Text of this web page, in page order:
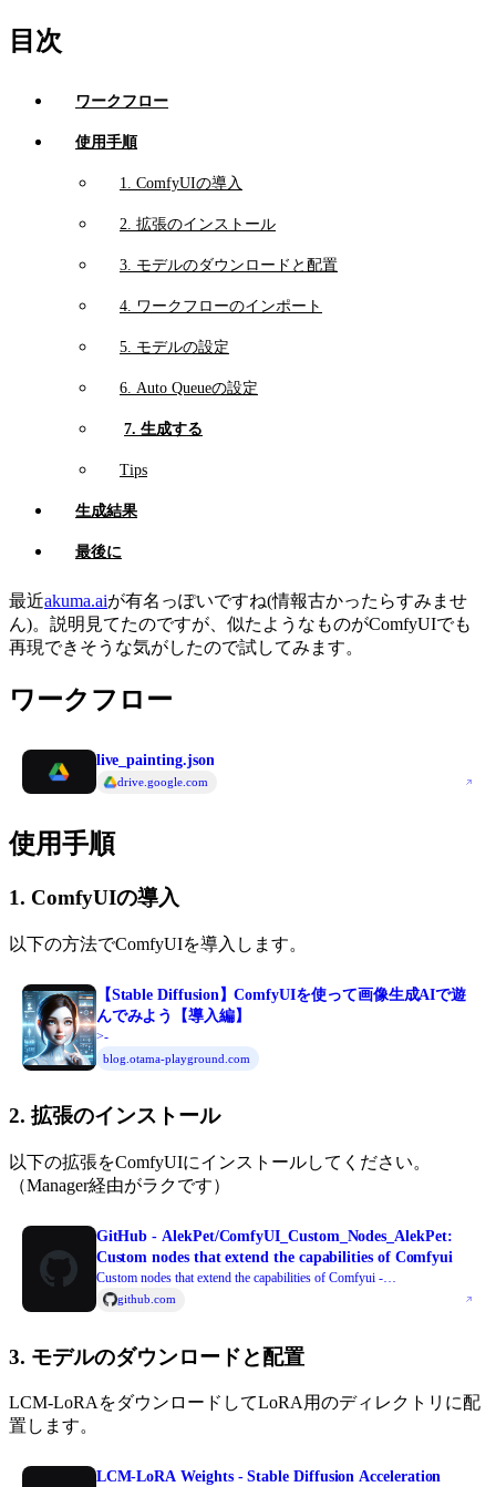
目次
ワークフロー
使用手順
1. ComfyUIの導入
2. 拡張のインストール
3. モデルのダウンロードと配置
4. ワークフローのインポート
5. モデルの設定
6. Auto Queueの設定
7. 生成する
Tips
生成結果
最後に
最近akuma.aiが有名っぽいですね(情報古かったらすみませ
ん)。説明見てたのですが、似たようなものがComfyUIでも
再現できそうな気がしたので試してみます。
ワークフロー
live_painting.json
drive.google.com
使用手順
1. ComfyUIの導入
以下の方法でComfyUIを導入します。
【Stable Diffusion】ComfyUIを使って画像生成AIで遊
んでみよう【導入編】
>-
blog.otama-playground.com
2. 拡張のインストール
以下の拡張をComfyUIにインストールしてください。
（Manager経由がラクです）
GitHub - AlekPet/ComfyUI_Custom_Nodes_AlekPet:
Custom nodes that extend the capabilities of Comfyui
Custom nodes that extend the capabilities of Comfyui -
AlekPet/ComfyUI_Custom_Nodes_AlekPet
github.com
3. モデルのダウンロードと配置
LCM-LoRAをダウンロードしてLoRA用のディレクトリに配
置します。
LCM-LoRA Weights - Stable Diffusion Acceleration